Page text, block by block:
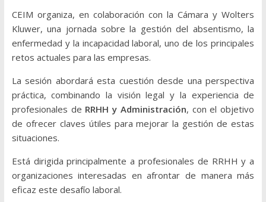
CEIM organiza, en colaboración con la Cámara y Wolters
Kluwer, una jornada sobre la gestión del absentismo, la
enfermedad y la incapacidad laboral, uno de los principales
retos actuales para las empresas.
La sesión abordará esta cuestión desde una perspectiva
práctica, combinando la visión legal y la experiencia de
profesionales de RRHH y Administración, con el objetivo
de ofrecer claves útiles para mejorar la gestión de estas
situaciones.
Está dirigida principalmente a profesionales de RRHH y a
organizaciones interesadas en afrontar de manera más
eficaz este desafío laboral.